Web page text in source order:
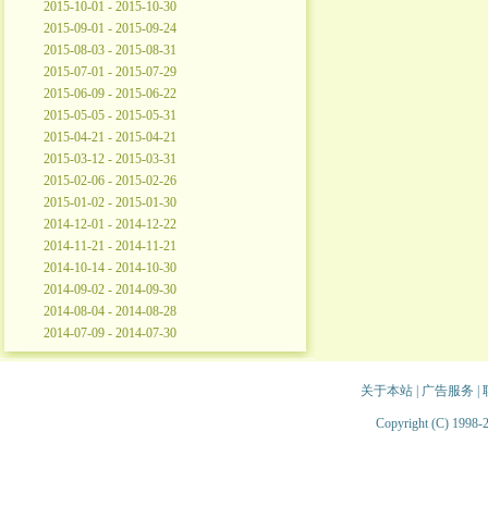
2015-10-01 - 2015-10-30
2015-09-01 - 2015-09-24
2015-08-03 - 2015-08-31
2015-07-01 - 2015-07-29
2015-06-09 - 2015-06-22
2015-05-05 - 2015-05-31
2015-04-21 - 2015-04-21
2015-03-12 - 2015-03-31
2015-02-06 - 2015-02-26
2015-01-02 - 2015-01-30
2014-12-01 - 2014-12-22
2014-11-21 - 2014-11-21
2014-10-14 - 2014-10-30
2014-09-02 - 2014-09-30
2014-08-04 - 2014-08-28
2014-07-09 - 2014-07-30
关于本站| 广告服务
Copyright (C) 1998-